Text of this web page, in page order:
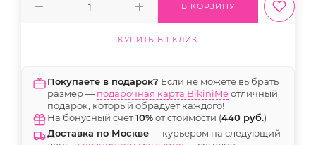
В КОРЗИНУ
КУПИТЬ В 1 КЛИК
Покупаете в подарок? Если не можете выбрать
размер — подарочная карта BikiniMeотличный
подарок, который обрадует каждого!
На бонусный счёт10%от стоимости (440 руб.)
Доставка по Москве— курьером на следующий